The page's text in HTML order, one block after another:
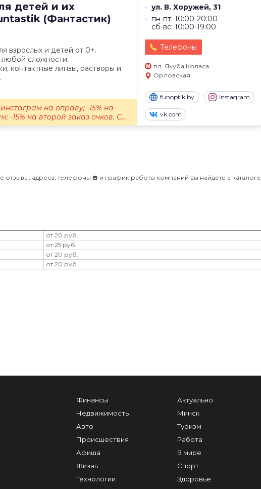
детей и их
(Фантастик)
ул. В. Хоружей, 31
пн-пт: 10:00-20:00
сб-вс: 10:00-19:00
Телефоны
пл. Якуба Коласа
Орловская
funoptik.by Instagram
vk.com
взрослых и детей от 0+.
любой сложности.
контактные линзы, растворы и
на оправу; -15% на
-15% на второй заказ очков. С...
отзывы, адреса, телефоны ☎️ и график работы компаний вы найдёте в каталоге
от 20 руб.
от 25 руб.
от 20 руб.
от 20 руб.
Финансы
Недвижимость
Авто
Происшествия
Афиша
Жизнь
Технологии
Актуально
Минск
Туризм
Работа
В мире
Спорт
Здоровье